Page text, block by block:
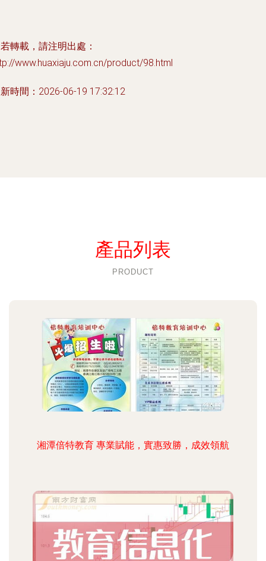
轉載，請注明出處：
www.huaxiaju.com.cn/product/98.html
時間：2026-06-19 17:32:12
產品列表
PRODUCT
湘潭倍特教育 專業賦能，實惠致勝，成效領航